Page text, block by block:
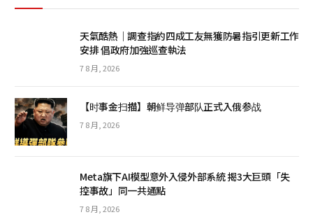
天氣酷熱│調查指約四成工友無獲防暑指引更新工作
安排 倡政府加強巡查執法
7 8 月, 2026
【时事金扫描】朝鲜导弹部队正式入俄参战
7 8 月, 2026
Meta旗下AI模型意外入侵外部系統 揭3大巨頭「失
控事故」同一共通點
7 8 月, 2026